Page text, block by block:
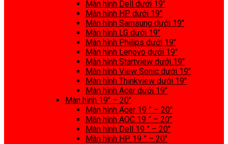
Màn hình Dell dưới 19″
Màn hình HP dưới 19″
Màn hình Samsung dưới 19″
Màn hình LG dưới 19″
Màn hình Philips dưới 19″
Màn hình Lenovo dưới 19″
Màn hình Startview dưới 19″
Màn hình View Sonic dưới 19″
Màn hình Thinkview dưới 19″
Màn hình Acer dưới 19″
Màn hình 19″ – 20″
Màn hình Acer 19 ” – 20″
Màn hình AOC 19 ” – 20″
Màn hình Dell 19 ” – 20″
Màn hình HP 19 ” – 20″